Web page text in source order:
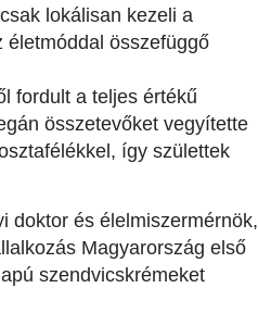
lokálisan kezeli a
életmóddal összefüggő
fordult a teljes értékű
összetevőket vegyítette
így születtek
doktor és élelmiszermérnök,
Magyarország első
szendvicskrémeket